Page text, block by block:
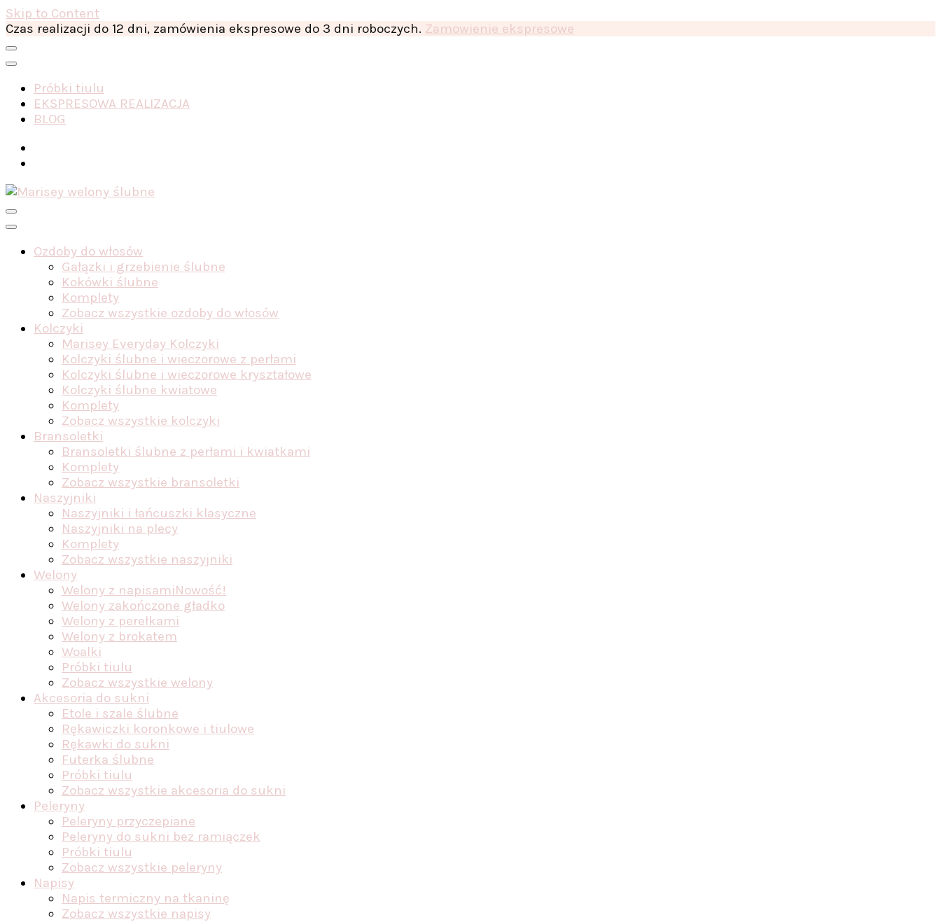
Skip to Content
Czas realizacji do 12 dni, zamówienia ekspresowe do 3 dni roboczych. Zamowienie ekspresowe
Próbki tiulu
EKSPRESOWA REALIZACJA
BLOG
Ozdoby do włosów
Gałązki i grzebienie ślubne
Kokówki ślubne
Komplety
Zobacz wszystkie ozdoby do włosów
Kolczyki
Marisey Everyday Kolczyki
Kolczyki ślubne i wieczorowe z perłami
Kolczyki ślubne i wieczorowe kryształowe
Kolczyki ślubne kwiatowe
Komplety
Zobacz wszystkie kolczyki
Bransoletki
Bransoletki ślubne z perłami i kwiatkami
Komplety
Zobacz wszystkie bransoletki
Naszyjniki
Naszyjniki i łańcuszki klasyczne
Naszyjniki na plecy
Komplety
Zobacz wszystkie naszyjniki
Welony
Welony z napisamiNowość!
Welony zakończone gładko
Welony z perełkami
Welony z brokatem
Woalki
Próbki tiulu
Zobacz wszystkie welony
Akcesoria do sukni
Etole i szale ślubne
Rękawiczki koronkowe i tiulowe
Rękawki do sukni
Futerka ślubne
Próbki tiulu
Zobacz wszystkie akcesoria do sukni
Peleryny
Peleryny przyczepiane
Peleryny do sukni bez ramiączek
Próbki tiulu
Zobacz wszystkie peleryny
Napisy
Napis termiczny na tkaninę
Zobacz wszystkie napisy